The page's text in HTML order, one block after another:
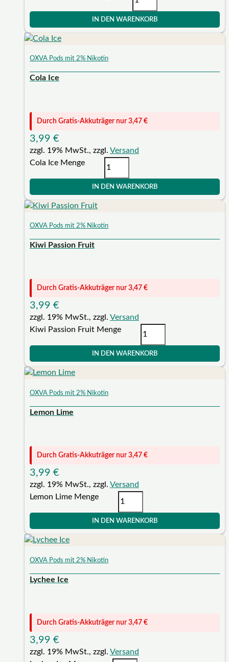
IN DEN WARENKORB
OXVA Pods mit 2% Nikotin
Cola Ice
Durch Gratis-Akkuträger nur 3,47 €
3,99 €
zzgl. 19% MwSt., zzgl. Versand
Cola Ice Menge
IN DEN WARENKORB
OXVA Pods mit 2% Nikotin
Kiwi Passion Fruit
Durch Gratis-Akkuträger nur 3,47 €
3,99 €
zzgl. 19% MwSt., zzgl. Versand
Kiwi Passion Fruit Menge
IN DEN WARENKORB
OXVA Pods mit 2% Nikotin
Lemon Lime
Durch Gratis-Akkuträger nur 3,47 €
3,99 €
zzgl. 19% MwSt., zzgl. Versand
Lemon Lime Menge
IN DEN WARENKORB
OXVA Pods mit 2% Nikotin
Lychee Ice
Durch Gratis-Akkuträger nur 3,47 €
3,99 €
zzgl. 19% MwSt., zzgl. Versand